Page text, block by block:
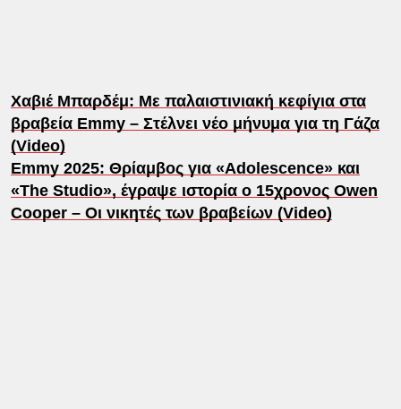
Χαβιέ Μπαρδέμ: Με παλαιστινιακή κεφίγια στα
βραβεία Emmy – Στέλνει νέο μήνυμα για τη Γάζα
(Video)
Emmy 2025: Θρίαμβος για «Adolescence» και
«The Studio», έγραψε ιστορία ο 15χρονος Owen
Cooper – Οι νικητές των βραβείων (Video)